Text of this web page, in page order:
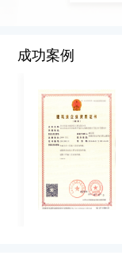
成功案例